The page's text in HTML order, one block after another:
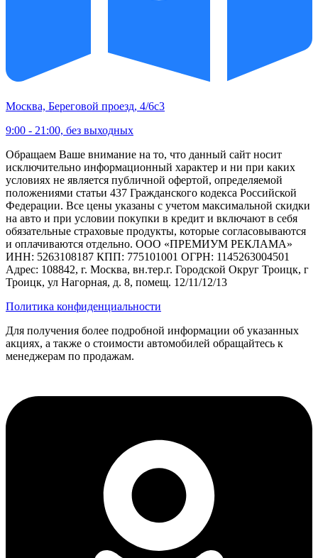
Москва, Береговой проезд, 4/6с3
9:00 - 21:00, без выходных
Обращаем Ваше внимание на то, что данный сайт носит
исключительно информационный характер и ни при каких
условиях не является публичной офертой, определяемой
положениями статьи 437 Гражданского кодекса Российской
Федерации. Все цены указаны с учетом максимальной скидки
на авто и при условии покупки в кредит и включают в себя
обязательные страховые продукты, которые согласовываются
и оплачиваются отдельно. ООО «ПРЕМИУМ РЕКЛАМА»
ИНН: 5263108187 КПП: 775101001 ОГРН: 1145263004501
Адрес: 108842, г. Москва, вн.тер.г. Городской Округ Троицк, г
Троицк, ул Нагорная, д. 8, помещ. 12/11/12/13
Политика конфиденциальности
Для получения более подробной информации об указанных
акциях, а также о стоимости автомобилей обращайтесь к
менеджерам по продажам.